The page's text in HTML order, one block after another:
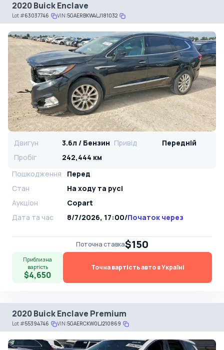
2020 Buick Enclave
Lot#63037746 VIN:5GAERBKW4LJ181032
Двигун 3.6л / Бензин Привід
Передній
Пробіг
242,444 км
Пошкодження
Перед
Стан
На ​​ходу та русі
Аукціон
Copart
Дата та час
8/7/2026, 17:00/Початок через
Поточна ставка$150
Приблизна
вартість
$4,650
Точна вартість авто в Україні
2020 Buick Enclave Premium
Lot#55394746 VIN:5GAERCKW0LJ210869